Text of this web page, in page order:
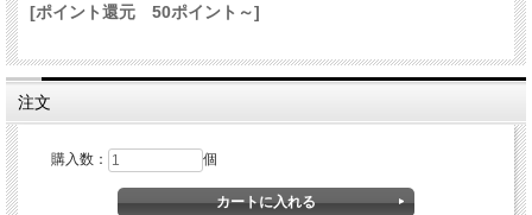
[ポイント還元 50ポイント～]
注文
購入数： 個